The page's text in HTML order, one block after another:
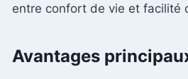
entre confort de vie et facilité
Avantages